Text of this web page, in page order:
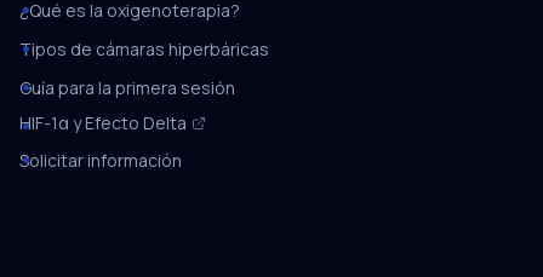
¿Qué es la oxigenoterapia?
Tipos de cámaras hiperbáricas
Guía para la primera sesión
HIF-1α y Efecto Delta
Solicitar información